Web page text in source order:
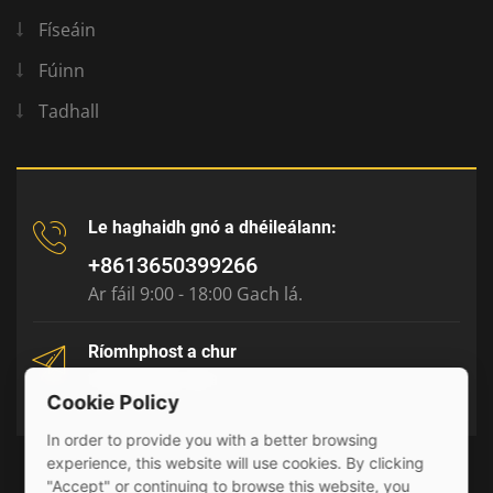
Físeáin
Fúinn
Tadhall
Le haghaidh gnó a dhéileálann:
+8613650399266
Ar fáil 9:00 - 18:00 Gach lá.
Ríomhphost a chur
Cookie Policy
In order to provide you with a better browsing
experience, this website will use cookies. By clicking
"Accept" or continuing to browse this website, you